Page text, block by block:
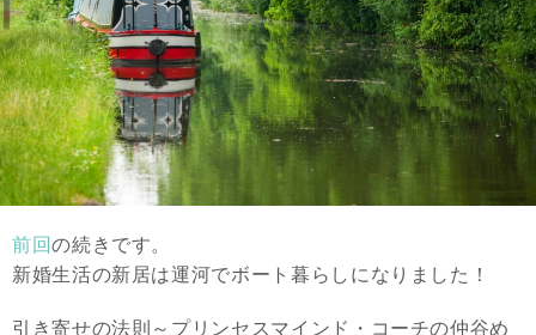
前回の続きです。
新婚生活の新居は運河でボート暮らしになりました！
引き寄せの法則～プリンセスマインド・コーチの仲谷め